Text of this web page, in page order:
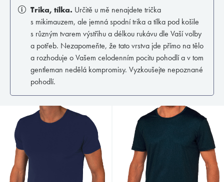
Trika, tílka. Určitě u mě nenajdete trička
s mikimauzem, ale jemná spodní trika a tílka pod košile
s různým tvarem výstřihu a délkou rukávu dle Vaší volby
a potřeb. Nezapomeňte, že tato vrstva jde přímo na tělo
a rozhoduje o Vašem celodenním pocitu pohodlí a v tom
gentleman nedělá kompromisy. Vyzkoušejte nepoznané
pohodlí.